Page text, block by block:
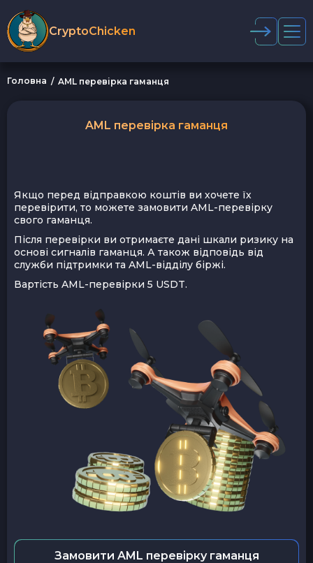
CryptoChicken
Головна AML перевірка гаманця
AML перевірка гаманця
Якщо перед відправкою коштів ви хочете їх
перевірити, то можете замовити AML-перевірку
свого гаманця.
Після перевірки ви отримаєте дані шкали ризику на
основі сигналів гаманця. А також відповідь від
служби підтримки та AML-відділу біржі.
Вартість AML-перевірки 5 USDT.
Замовити AML перевірку гаманця